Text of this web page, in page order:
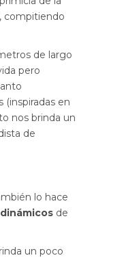
compitiendo
de largo
pero
(inspiradas en
nos brinda un
de
lo hace
de
un poco